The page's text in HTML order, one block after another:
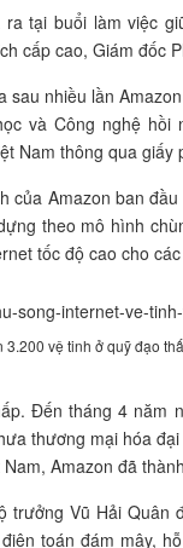
tại buổi làm việc
cấp cao, Giám đốc
sau nhiều lần
và Công nghệ
Nam thông qua giấy
của Amazon ban
theo mô hình
tốc độ cao cho
3.200 vệ tinh ở quỹ đạo
Đến tháng 4 năm
thương mại hóa
Amazon đã
trưởng Vũ Hải
toán đám mây,